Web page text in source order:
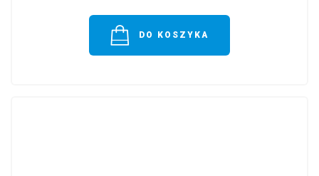
DO KOSZYKA